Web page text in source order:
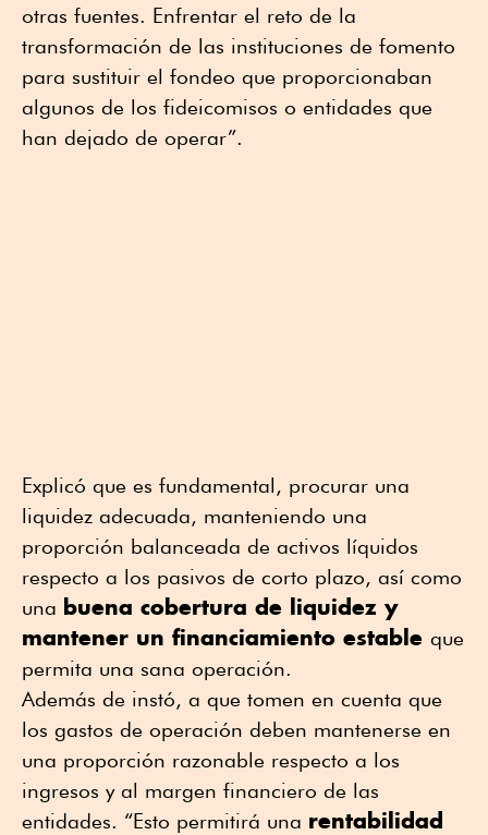
otras fuentes. Enfrentar el reto de la
transformación de las instituciones de fomento
para sustituir el fondeo que proporcionaban
algunos de los fideicomisos o entidades que
han dejado de operar”.
Explicó que es fundamental, procurar una
liquidez adecuada, manteniendo una
proporción balanceada de activos líquidos
respecto a los pasivos de corto plazo, así como
una buena cobertura de liquidez y
mantener un financiamiento estable que
permita una sana operación.
Además de instó, a que tomen en cuenta que
los gastos de operación deben mantenerse en
una proporción razonable respecto a los
ingresos y al margen financiero de las
entidades. “Esto permitirá una rentabilidad